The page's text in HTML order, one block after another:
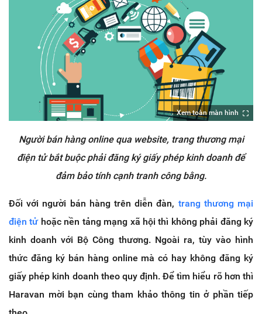
Xem toàn màn hình
Người bán hàng online qua website, trang thương mại
điện tử bắt buộc phải đăng ký giấy phép kinh doanh để
đảm bảo tính cạnh tranh công bằng.
Đối với người bán hàng trên diễn đàn, trang thương mại
điện tửhoặc nền tảng mạng xã hội thì không phải đăng ký
kinh doanh với Bộ Công thương. Ngoài ra, tùy vào hình
thức đăng ký bán hàng online mà có hay không đăng ký
giấy phép kinh doanh theo quy định. Để tìm hiểu rõ hơn thì
Haravan mời bạn cùng tham khảo thông tin ở phần tiếp